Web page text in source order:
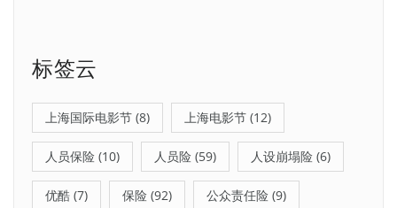
标签云
上海国际电影节 (8) 上海电影节 (12)
人员保险 (10) 人员险 (59) 人设崩塌险 (6)
优酷 (7) 保险 (92) 公众责任险 (9)